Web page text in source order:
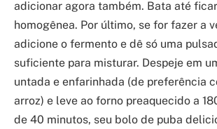
adicionar agora também. Bata até
homogênea. Por último, se for fazer a
adicione o fermento e dê só uma
suficiente para misturar. Despeje em
untada e enfarinhada (de preferência
arroz) e leve ao forno preaquecido a
de 40 minutos, seu bolo de puba